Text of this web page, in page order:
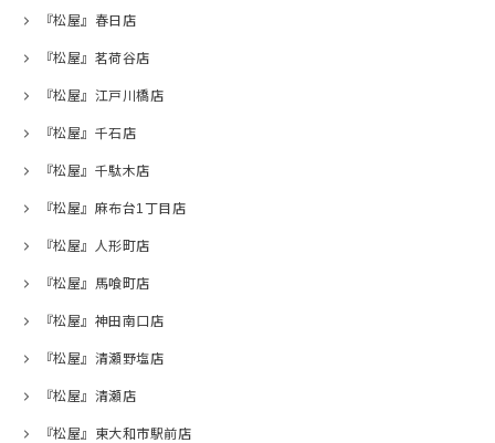
『松屋』春日店
『松屋』茗荷谷店
『松屋』江戸川橋店
『松屋』千石店
『松屋』千駄木店
『松屋』麻布台1丁目店
『松屋』人形町店
『松屋』馬喰町店
『松屋』神田南口店
『松屋』清瀬野塩店
『松屋』清瀬店
『松屋』東大和市駅前店